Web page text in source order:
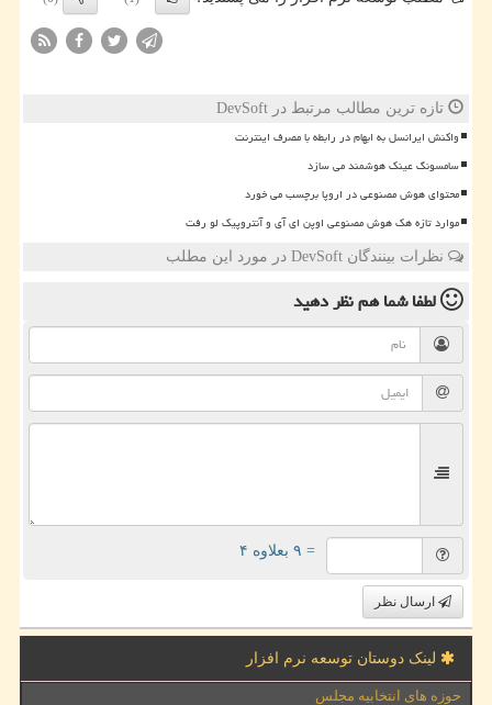
تازه ترین مطالب مرتبط در DevSoft
واکنش ایرانسل به ابهام در رابطه با مصرف اینترنت
سامسونگ عینک هوشمند می سازد
محتوای هوش مصنوعی در اروپا برچسب می خورد
موارد تازه هک هوش مصنوعی اوپن ای آی و آنتروپیک لو رفت
نظرات بینندگان DevSoft در مورد این مطلب
لطفا شما همنظر دهید
= ۹ بعلاوه ۴
ارسال نظر
لینک دوستان توسعه نرم افزار
حوزه های انتخابیه مجلس